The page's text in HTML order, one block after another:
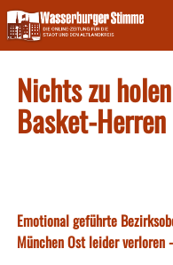
Skip
to
content
Nichts zu
Basket-Herren
Emotional geführte
München Ost leider verloren